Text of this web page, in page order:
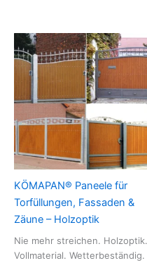
KÖMAPAN® Paneele für
Torfüllungen, Fassaden &
Zäune – Holzoptik
Nie mehr streichen. Holzoptik.
Vollmaterial. Wetterbeständig.